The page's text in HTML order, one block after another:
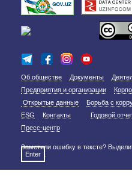
Об обществе Документы
Предприятия и организации
Открытые данные
Борьба с
ESG
Контакты
Годовой
Пресс-центр
Заметили ошибку в тексте?
Enter